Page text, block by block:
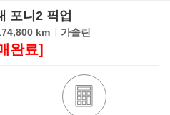
포니2 픽업
km 가솔린
완료]